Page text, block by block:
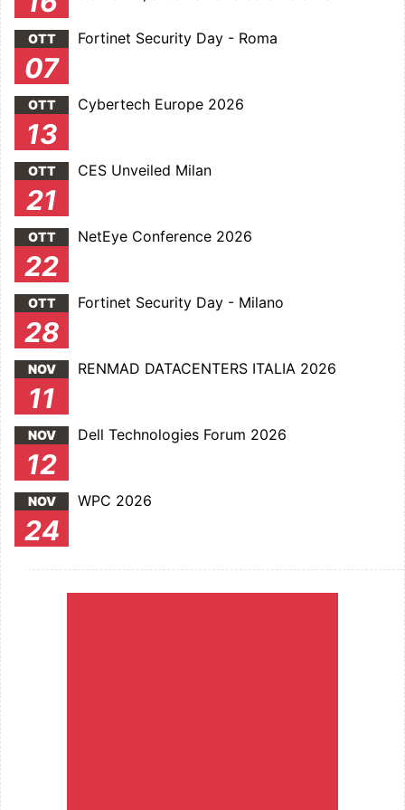
OTT
07
Fortinet Security Day - Roma
OTT
13
Cybertech Europe 2026
OTT
21
CES Unveiled Milan
OTT
22
NetEye Conference 2026
OTT
28
Fortinet Security Day - Milano
NOV
11
RENMAD DATACENTERS ITALIA 2026
NOV
12
Dell Technologies Forum 2026
NOV
24
WPC 2026